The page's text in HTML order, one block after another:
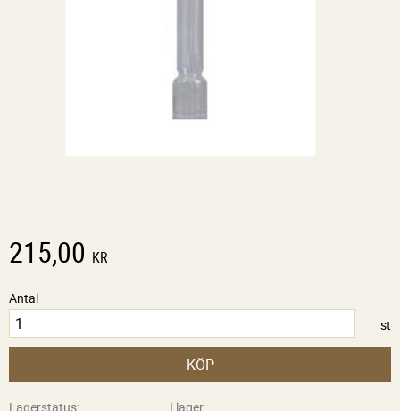
215,00 KR
Antal
st
KÖP
Lagerstatus
I lager